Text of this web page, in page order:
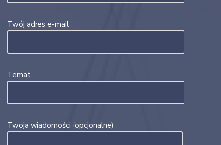
Twój adres e-mail
Temat
Twoja wiadomości (opcjonalne)